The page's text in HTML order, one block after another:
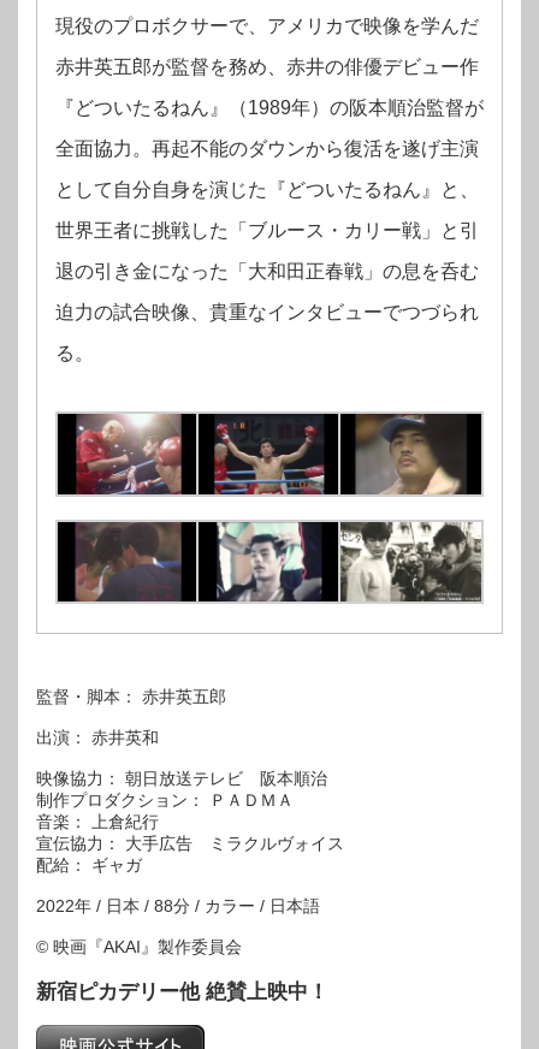
現役のプロボクサーで、アメリカで映像を学んだ
赤井英五郎が監督を務め、赤井の俳優デビュー作
『どついたるねん』（1989年）の阪本順治監督が
全面協力。再起不能のダウンから復活を遂げ主演
として自分自身を演じた『どついたるねん』と、
世界王者に挑戦した「ブルース・カリー戦」と引
退の引き金になった「大和田正春戦」の息を呑む
迫力の試合映像、貴重なインタビューでつづられ
る。
監督・脚本： 赤井英五郎
出演： 赤井英和
映像協力： 朝日放送テレビ 阪本順治
制作プロダクション： ＰＡＤＭＡ
音楽： 上倉紀行
宣伝協力： 大手広告 ミラクルヴォイス
配給： ギャガ
2022年 / 日本 / 88分 / カラー / 日本語
© 映画『AKAI』製作委員会
新宿ピカデリー他 絶賛上映中！